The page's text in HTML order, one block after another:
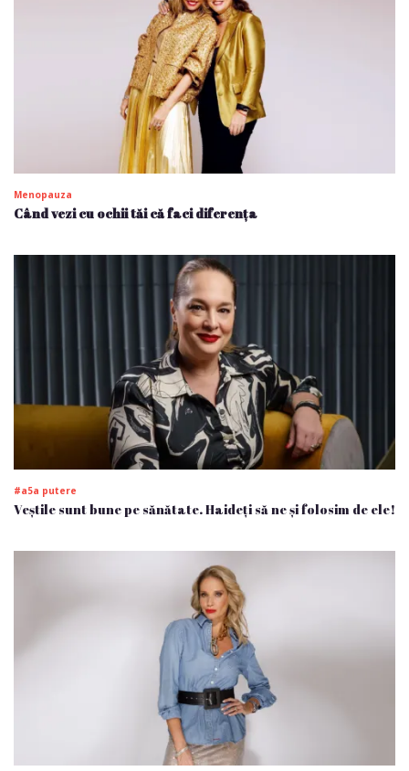
Menopauza
Când vezi cu ochii tăi că faci diferența
#a5a putere
Veștile sunt bune pe sănătate. Haideți să ne și folosim de ele!